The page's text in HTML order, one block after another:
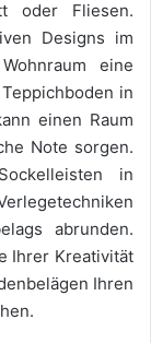
oder Fliesen.
Designs im
eine
in
einen Raum
Note sorgen.
in
abrunden.
Ihrer Kreativität
Ihren